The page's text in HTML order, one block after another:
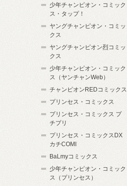
少年チャンピオン・コミック
ス・タップ！
ヤングチャンピオン・コミッ
クス
ヤングチャンピオン烈コミッ
クス
少年チャンピオン・コミック
ス（ヤンチャンWeb）
チャンピオンREDコミックス
プリンセス・コミックス
プリンセス・コミックス プ
チプリ
プリンセス・コミックスDX
カチCOMI
BaLmyコミックス
少年チャンピオン・コミック
ス（プリンセス）